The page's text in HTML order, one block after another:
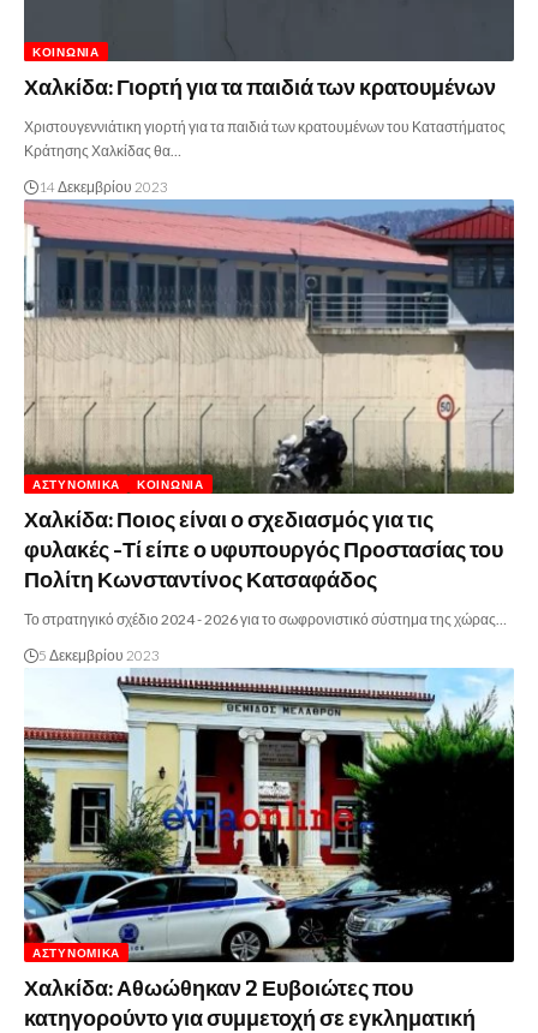
ΚΟΙΝΩΝΊΑ
Χαλκίδα: Γιορτή για τα παιδιά των κρατουμένων
Χριστουγεννιάτικη γιορτή για τα παιδιά των κρατουμένων του Καταστήματος
Κράτησης Χαλκίδας θα…
14 Δεκεμβρίου 2023
ΑΣΤΥΝΟΜΙΚΆ ΚΟΙΝΩΝΊΑ
Χαλκίδα: Ποιος είναι ο σχεδιασμός για τις
φυλακές -Τί είπε ο υφυπουργός Προστασίας του
Πολίτη Κωνσταντίνος Κατσαφάδος
Το στρατηγικό σχέδιο 2024 - 2026 για το σωφρονιστικό σύστημα της χώρας…
5 Δεκεμβρίου 2023
ΑΣΤΥΝΟΜΙΚΆ
Χαλκίδα: Αθωώθηκαν 2 Ευβοιώτες που
κατηγορούντο για συμμετοχή σε εγκληματική